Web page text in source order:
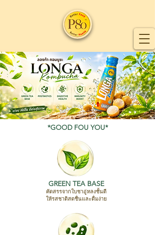
GREEN TEA BASE
คัดสรรจากใบชาอู่หลงชั้นดี
ให้รสชาติสดชื่นและดื่มง่าย
*GOOD FOU YOU*